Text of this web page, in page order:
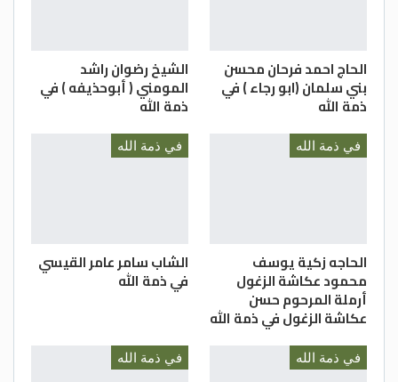
الحاج احمد فرحان محسن
بني سلمان (ابو رجاء ) في
ذمة الله
الشيخ رضوان راشد
المومني ( أبوحذيفه ) في
ذمة الله
في ذمة الله
الحاجه زكية يوسف
محمود عكاشة الزغول
أرملة المرحوم حسن
عكاشة الزغول في ذمة الله
في ذمة الله
الشاب سامر عامر القيسي
في ذمة الله
في ذمة الله في ذمة الله